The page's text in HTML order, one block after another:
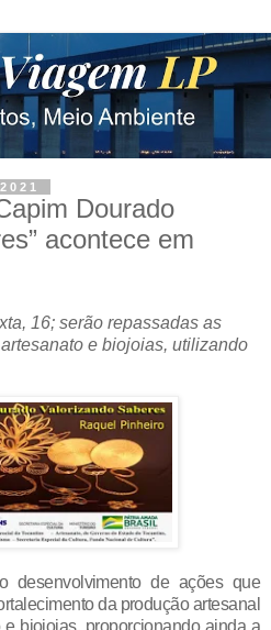
Dourado
acontece em
16; serão repassadas as
e biojoias, utilizando
desenvolvimento de ações que
da produção artesanal
biojoias, proporcionando ainda a